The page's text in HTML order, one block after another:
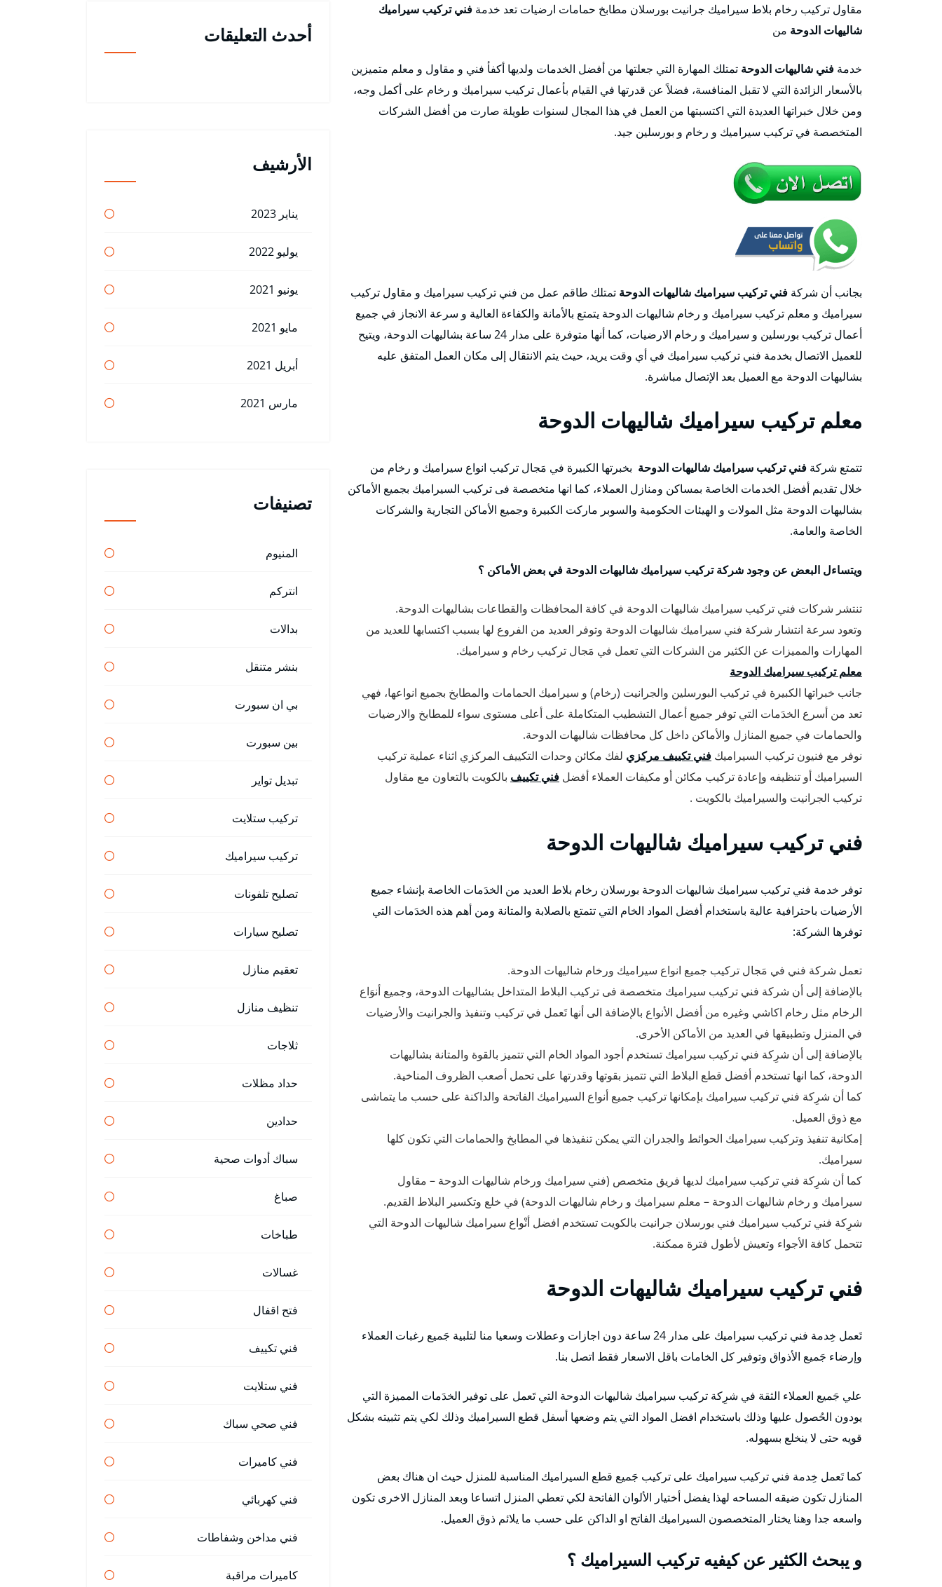
مقاول تركيب رخام بلاط سيراميك جرانيت بورسلان مطابخ حمامات ارضيات تعد خدمة فني تركيب سيراميك
شاليهات الدوحة من
خدمة فني شاليهات الدوحة تمتلك المهارة التي جعلتها من أفضل الخدمات ولديها أكفأ فني و مقاول و معلم متميزين
بالأسعار الزائدة التي لا تقبل المنافسة، فضلاً عن قدرتها في القيام بأعمال تركيب سيراميك و رخام على أكمل وجه،
ومن خلال خبراتها العديدة التي اكتسبتها من العمل في هذا المجال لسنوات طويلة صارت من أفضل الشركات
المتخصصة في تركيب سيراميك و رخام و بورسلين جيد.
بجانب أن شركة فني تركيب سيراميك شاليهات الدوحة تمتلك طاقم عمل من فني تركيب سيراميك و مقاول تركيب
سيراميك و معلم تركيب سيراميك و رخام شاليهات الدوحة يتمتع بالأمانة والكفاءة العالية و سرعة الانجاز في جميع
أعمال تركيب بورسلين و سيراميك و رخام الارضيات، كما أنها متوفرة على مدار 24 ساعة بشاليهات الدوحة، ويتيح
للعميل الاتصال بخدمة فني تركيب سيراميك في أي وقت يريد، حيث يتم الانتقال إلى مكان العمل المتفق عليه
بشاليهات الدوحة مع العميل بعد الإتصال مباشرة.
معلمتركيب سيراميك شاليهات الدوحة
تتمتع شركة فني تركيب سيراميك شاليهات الدوحة بخبرتها الكبيرة في مَجال تركيب انواع سيراميك و رخام من
خلال تقديم أفضل الخدمات الخاصة بمساكن ومنازل العملاء، كما انها متخصصة فى تركيب السيراميك بجميع الأماكن
بشاليهات الدوحة مثل المولات و الهيئات الحكومية والسوبر ماركت الكبيرة وجميع الأماكن التجارية والشركات
الخاصة والعامة.
ويتساءل البعض عن وجود شركة تركيب سيراميك شاليهات الدوحة في بعض الأماكن ؟
تنتشر شركات فني تركيب سيراميك شاليهات الدوحة في كافة المحافظات والقطاعات بشاليهات الدوحة.
وتعود سرعة انتشار شركة فني سيراميك شاليهات الدوحة وتوفر العديد من الفروع لها بسبب اكتسابها للعديد من
المهارات والمميزات عن الكثير من الشركات التي تعمل في مَجال تركيب رخام و سيراميك.
معلم تركيب سيراميك الدوحة
جانب خبراتها الكبيرة في تركيب البورسلين والجرانيت (رخام) و سيراميك الحمامات والمطابخ بجميع انواعها، فهي
تعد من أسرع الخدَمات التي توفر جميع أعمال التشطيب المتكاملة على أعلى مستوى سواء للمطابخ والارضيات
والحمامات في جميع المنازل والأماكن داخل كل محافظات شاليهات الدوحة.
نوفر مع فنيون تركيب السيراميك فني تكييف مركزي لفك مكائن وحدات التكييف المركزي اثناء عملية تركيب
السيراميك أو تنظيفه وإعادة تركيب مكائن أو مكيفات العملاء أفضل فني تكييف بالكويت بالتعاون مع مقاول
تركيب الجرانيت والسيراميك بالكويت .
فني تركيب سيراميك شاليهات الدوحة
توفر خدمة فني تركيب سيراميك شاليهات الدوحة بورسلان رخام بلاط العديد من الخدَمات الخاصة بإنشاء جميع
الأرضيات باحترافية عالية باستخدام أفضل المواد الخام التي تتمتع بالصلابة والمتانة ومن أهم هذه الخدَمات التي
توفرها الشركة:
تعمل شركة فني في مَجال تركيب جميع انواع سيراميك ورخام شاليهات الدوحة.
بالإضافة إلى أن شركة فني تركيب سيراميك متخصصة فى تركيب البلاط المتداخل بشاليهات الدوحة، وجميع أنوَاع
الرخام مثل رخام اكاشي وغيره من أفضل الأنواع بالإضافة الى أنها تَعمل في تركيب وتنفيذ والجرانيت والأرضيات
في المنزل وتطبيقها في العديد من الأماكن الأخرى.
بالإضافة إلى أن شرِكة فني تركيب سيراميك تستخدم أجود المواد الخام التي تتميز بالقوة والمتانة بشاليهات
الدوحة، كما انها تستخدم أفضل قطع البلاط التي تتميز بقوتها وقدرتها على تحمل أصعب الظروف المناخية.
كما أن شرِكة فني تركيب سيراميك بإمكانها تركيب جميع أنواع السيراميك الفاتحة والداكنة على حسب ما يتماشى
مع ذوق العميل.
إمكانية تنفيذ وتركيب سيراميك الحوائط والجدران التي يمكن تنفيذها في المطابخ والحمامات التي تكون كلها
سيراميك.
كما أن شرِكة فني تركيب سيراميك لديها فريق متخصص (فني سيراميك ورخام شاليهات الدوحة – مقاول
سيراميك و رخام شاليهات الدوحة – معلم سيراميك و رخام شاليهات الدوحة) في خلع وتكسير البلاط القديم.
شرِكة فني تركيب سيراميك فني بورسلان جرانيت بالكويت تستخدم افضل أنْواع سيراميك شاليهات الدوحة التي
تتحمل كافة الأجواء وتعيش لأطول فترة ممكنة.
فني تركيب سيراميك شاليهات الدوحة
تَعمل خِدمة فني تركيب سيراميك على مدار 24 ساعة دون اجازات وعطلات وسعيا منا لتلبية جَميع رغبات العملاء
وإرضاء جَميع الأذواق وتوفير كل الخامات باقل الاسعار فقط اتصل بنا.
علي جَميع العملاء الثقة في شرِكة تركيب سيراميك شاليهات الدوحة التي تَعمل على توفير الخدَمات المميزة التي
يودون الحُصول عليها وذلك باستخدام افضل المواد التي يتم وضعها أسفل قطع السيراميك وذلك لكي يتم تثبيته بشكل
قويه حتى لا ينخلع بسهوله.
كما تَعمل خِدمة فني تركيب سيراميك على تركيب جَميع قطع السيراميك المناسبة للمنزل حيث ان هناك بعض
المنازل تكون ضيقه المساحه لهذا يفضل أختيار الألوان الفاتحة لكي تعطي المنزل اتساعا وبعد المنازل الاخرى تكون
واسعه جدا وهنا يختار المتخصصون السيراميك الفاتح او الداكن على حسب ما يلائم ذوق العميل.
و يبحث الكثير عن كيفيه تركيب السيراميك ؟
أحدث التعليقات
الأرشيف
يناير 2023
يوليو 2022
يونيو 2021
مايو 2021
أبريل 2021
مارس 2021
تصنيفات
المنيوم
انتركم
بدالات
بنشر متنقل
بي ان سبورت
بين سبورت
تبديل تواير
تركيب ستلايت
تركيب سيراميك
تصليح تلفونات
تصليح سيارات
تعقيم منازل
تنظيف منازل
ثلاجات
حداد مظلات
حدادين
سباك أدوات صحية
صباغ
طباخات
غسالات
فتح اقفال
فني تكييف
فني ستلايت
فني صحي سباك
فني كاميرات
فني كهربائي
فني مداخن وشفاطات
كاميرات مراقبة